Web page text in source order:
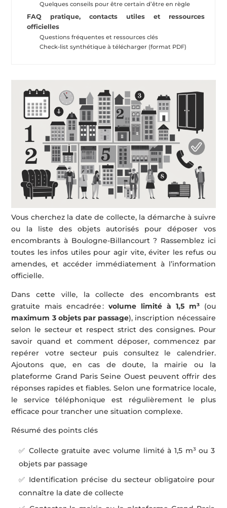
Quelques conseils pour être certain d’être en règle
FAQ pratique, contacts utiles et ressources
officielles
Questions fréquentes et ressources clés
Check-list synthétique à télécharger (format PDF)
Vous cherchez la date de collecte, la démarche à suivre
ou la liste des objets autorisés pour déposer vos
encombrants à Boulogne-Billancourt ? Rassemblez ici
toutes les infos utiles pour agir vite, éviter les refus ou
amendes, et accéder immédiatement à l’information
officielle.
Dans cette ville, la collecte des encombrants est
gratuite mais encadrée :volume limité à 1,5 m³(ou
maximum 3 objets par passage), inscription nécessaire
selon le secteur et respect strict des consignes. Pour
savoir quand et comment déposer, commencez par
repérer votre secteur puis consultez le calendrier.
Ajoutons que, en cas de doute, la mairie ou la
plateforme Grand Paris Seine Ouest peuvent offrir des
réponses rapides et fiables. Selon une formatrice locale,
le service téléphonique est régulièrement le plus
efficace pour trancher une situation complexe.
Résumé des points clés
✅ Collecte gratuite avec volume limité à 1,5 m³ ou 3
objets par passage
✅ Identification précise du secteur obligatoire pour
connaître la date de collecte